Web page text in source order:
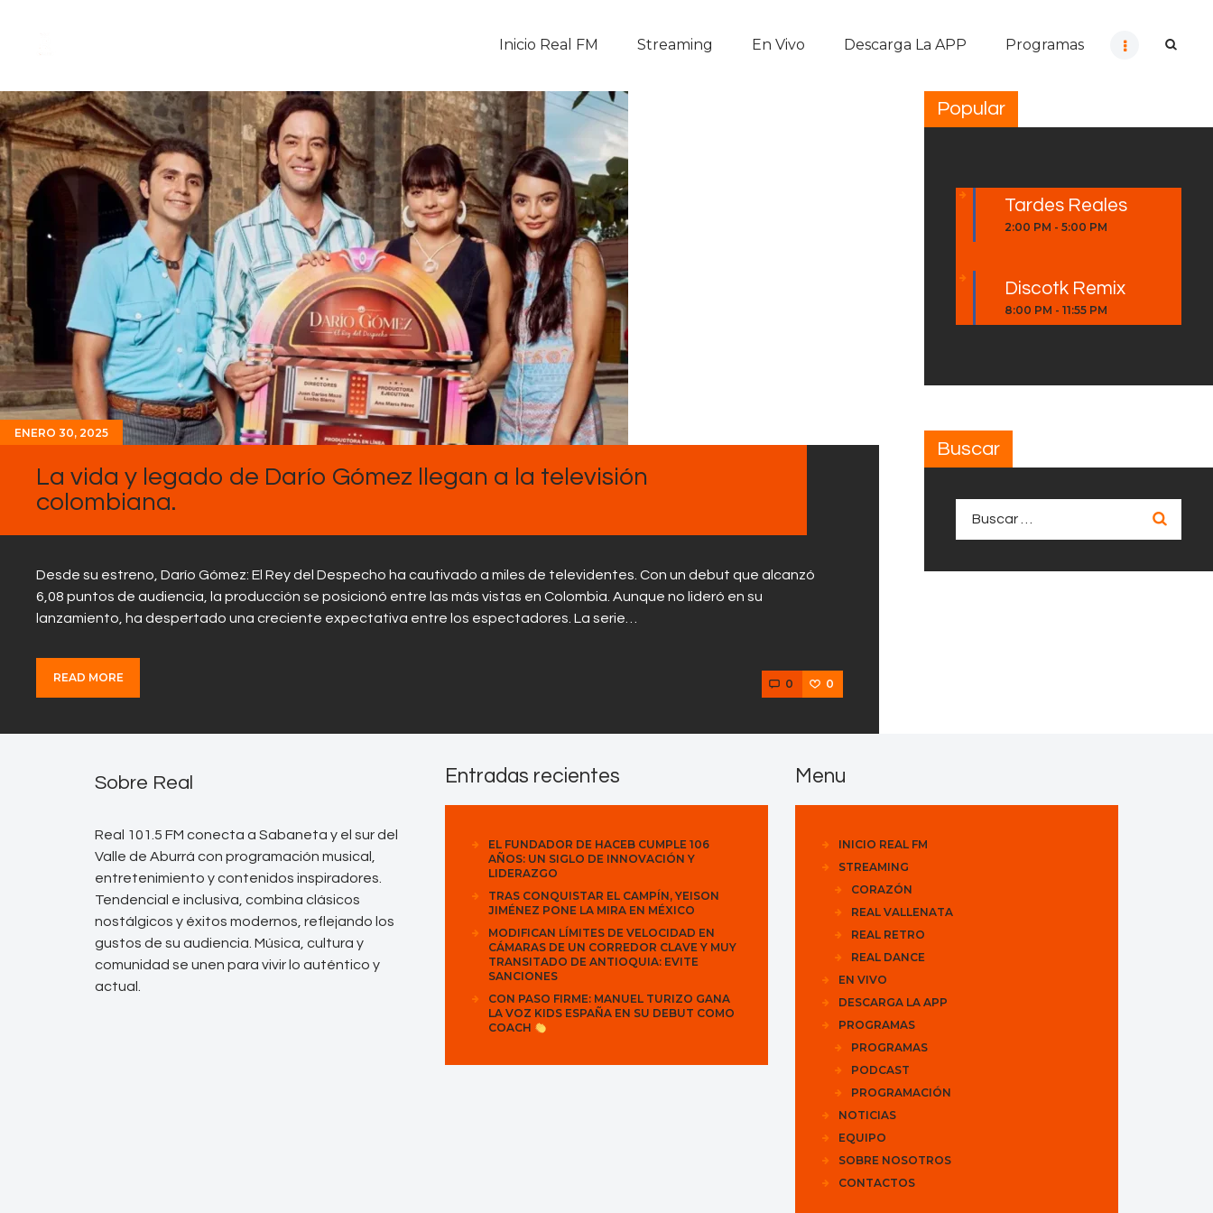
Inicio Real FM Streaming En Vivo Descarga La APP Programas
En Vivo
Descarga La APP
Programas
Noticias
Equipo
Sobre Nosotros
Contactos
ENERO 30, 2025
La vida y legado de Darío Gómez llegan a la televisión
colombiana.
Desde su estreno, Darío Gómez: El Rey del Despecho ha cautivado a miles de televidentes. Con un debut que alcanzó
6,08 puntos de audiencia, la producción se posicionó entre las más vistas en Colombia. Aunque no lideró en su
lanzamiento, ha despertado una creciente expectativa entre los espectadores. La serie…
READ MORE 0 0
Popular
Tardes Reales
2:00 PM -5:00 PM
Discotk Remix
8:00 PM -11:55 PM
Buscar
Sobre Real
Real 101.5 FM conecta a Sabaneta y el sur del
Valle de Aburrá con programación musical,
entretenimiento y contenidos inspiradores.
Tendencial e inclusiva, combina clásicos
nostálgicos y éxitos modernos, reflejando los
gustos de su audiencia. Música, cultura y
comunidad se unen para vivir lo auténtico y
actual.
Entradas recientes
EL FUNDADOR DE HACEB CUMPLE 106
AÑOS: UN SIGLO DE INNOVACIÓN Y
LIDERAZGO
TRAS CONQUISTAR EL CAMPÍN, YEISON
JIMÉNEZ PONE LA MIRA EN MÉXICO
MODIFICAN LÍMITES DE VELOCIDAD EN
CÁMARAS DE UN CORREDOR CLAVE Y MUY
TRANSITADO DE ANTIOQUIA: EVITE
SANCIONES
CON PASO FIRME: MANUEL TURIZO GANA
LA VOZ KIDS ESPAÑA EN SU DEBUT COMO
COACH
Menu
INICIO REAL FM
STREAMING
CORAZÓN
REAL VALLENATA
REAL RETRO
REAL DANCE
EN VIVO
DESCARGA LA APP
PROGRAMAS
PROGRAMAS
PODCAST
PROGRAMACIÓN
NOTICIAS
EQUIPO
SOBRE NOSOTROS
CONTACTOS